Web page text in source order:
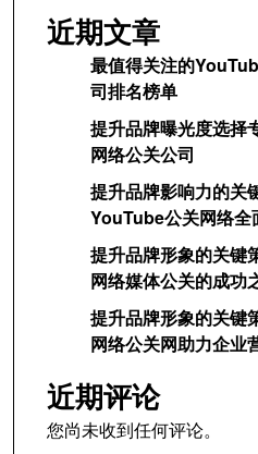
近期文章
最值得关注的
司排名榜单
提升品牌曝光度选择
网络公关公司
提升品牌影响力的关
YouTube公关网络全
提升品牌形象的关键
网络媒体公关的成功
提升品牌形象的关键
网络公关网助力企业
近期评论
您尚未收到任何评论。